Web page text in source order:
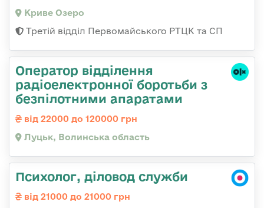
Криве Озеро
Третій відділ Первомайського РТЦК та СП
Оператор відділення
радіоелектронної боротьби з
безпілотними апаратами
від 22000 до 120000 грн
Луцьк, Волинська область
Психолог, діловод служби
від 21000 до 21000 грн